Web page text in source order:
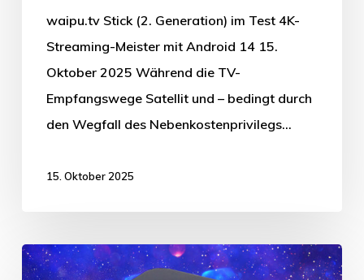
waipu.tv Stick (2. Generation) im Test 4K-
Streaming-Meister mit Android 14 15.
Oktober 2025 Während die TV-
Empfangswege Satellit und – bedingt durch
den Wegfall des Nebenkostenprivilegs…
15. Oktober 2025